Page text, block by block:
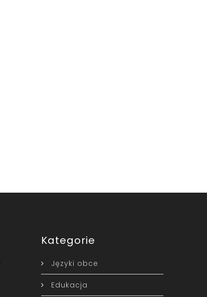
Kategorie
Języki obce
Edukacja